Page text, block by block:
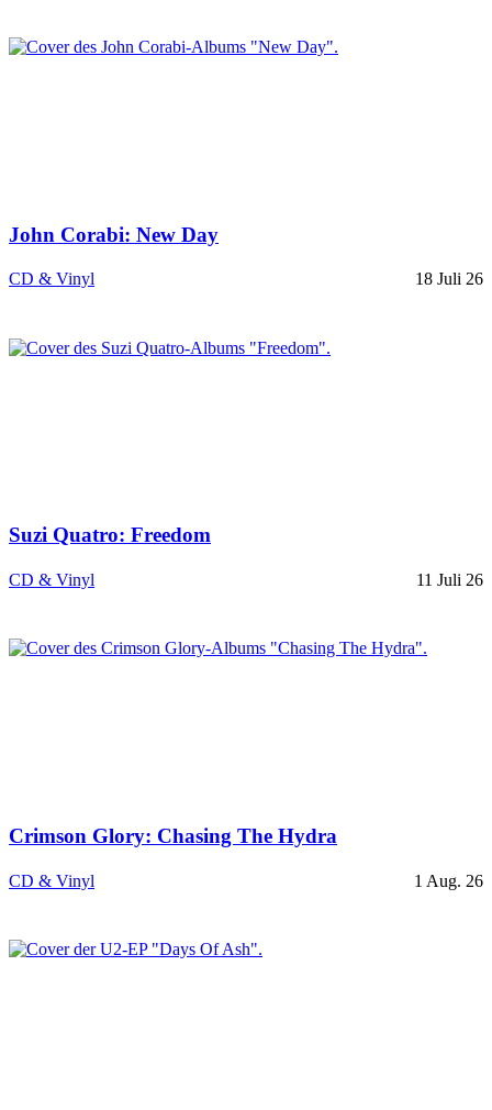
John Corabi: New Day
CD & Vinyl 18 Juli 26
Suzi Quatro: Freedom
CD & Vinyl 11 Juli 26
Crimson Glory: Chasing The Hydra
CD & Vinyl 1 Aug. 26